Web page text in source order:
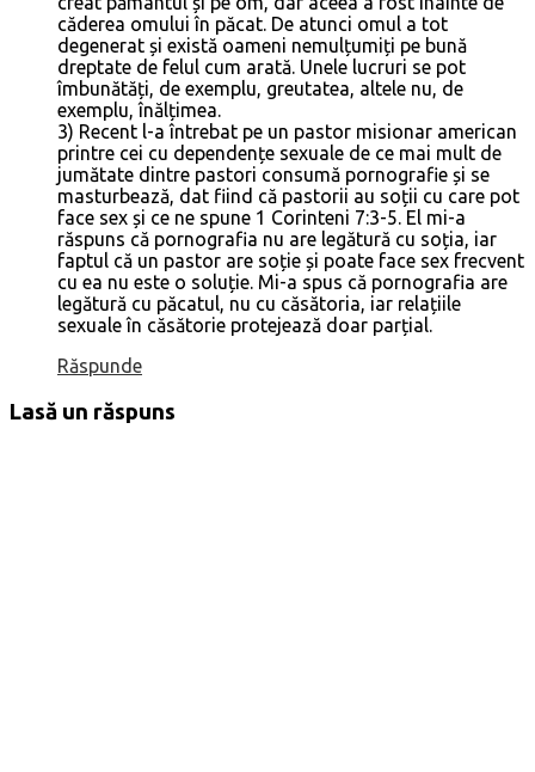
căderea omului în păcat. De atunci omul a tot
degenerat și există oameni nemulțumiți pe bună
dreptate de felul cum arată. Unele lucruri se pot
îmbunătăți, de exemplu, greutatea, altele nu, de
exemplu, înălțimea.
3) Recent l-a întrebat pe un pastor misionar american
printre cei cu dependențe sexuale de ce mai mult de
jumătate dintre pastori consumă pornografie și se
masturbează, dat fiind că pastorii au soții cu care pot
face sex și ce ne spune 1 Corinteni 7:3-5. El mi-a
răspuns că pornografia nu are legătură cu soția, iar
faptul că un pastor are soție și poate face sex frecvent
cu ea nu este o soluție. Mi-a spus că pornografia are
legătură cu păcatul, nu cu căsătoria, iar relațiile
sexuale în căsătorie protejează doar parțial.
Răspunde
Lasă un răspuns